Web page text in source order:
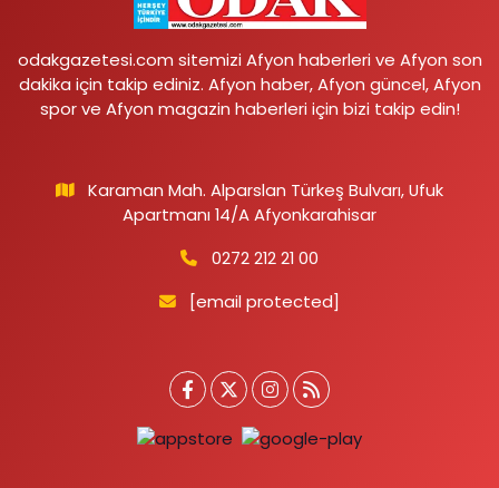
odakgazetesi.com sitemizi Afyon haberleri ve Afyon son
dakika için takip ediniz. Afyon haber, Afyon güncel, Afyon
spor ve Afyon magazin haberleri için bizi takip edin!
Karaman Mah. Alparslan Türkeş Bulvarı, Ufuk
Apartmanı 14/A Afyonkarahisar
0272 212 21 00
[email protected]